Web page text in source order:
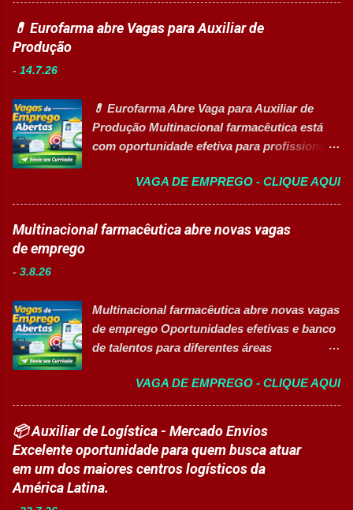
operadores nas atividades produtivas.
Comunicar anormalidades nos
produtiva. Requisitos Ensino Médio
completo. Disponibilidade para trab...
do setor farmacêutico e de saúde está com
processo seletivo aberto para contratação
operacional. Estão disponíveis cargos de
nível operacional, técnico, administrativo e
de gestão, além de opções de cadastro em
oportunidades de carreira. Vagas
Disponíveis Analista de Projetos Pleno
Auxiliar de Almoxarifado OEA Auxiliar de
Produção (Alimentos) Banco de Talentos -
Oportunidades Gerais Áreas de Atuação
Produção In...
💊 Eurofarma abre Vagas para Auxiliar de
Produção
- 14.7.26
💊 Eurofarma Abre Vaga para Auxiliar de
Produção Multinacional farmacêutica está
com oportunidade efetiva para profissionais
Deficiência (PcD). 🏢 Sobre a Eurofarma
Com mais de 50 anos de história , a
Eurofarma é uma multinacional brasileira
presente em 22 países , reconhecida pela
melhores empresas para trabalhar,
oferecendo oportunidades de crescimento,
desenvolvimento profissional e um ambiente
CANDIDATAR-SE AGORA 📋 Principais
Atividades ✅ Auxiliar nas atividades de
embalagem, envase, manipulação e
preparação de materiais; ✅ Apoiar a limpeza
técnica das áreas produtivas; ✅ Preencher e
conferir documentos de produção; ✅
VAGA DE EMPREGO - CLIQUE AQUI
Multinacional farmacêutica abre novas vagas
de emprego
- 3.8.26
Multinacional farmacêutica abre novas vagas
de emprego Oportunidades efetivas e banco
de talentos para diferentes áreas
Sobre as oportunidades Uma das maiores
multinacionais farmacêuticas do Brasil está
com novas oportunidades abertas para
profissionais que desejam atuar em um
ambiente inovador, colaborativo e voltado
para o desenvolvimento de pessoas. As
VAGA DE EMPREGO - CLIQUE AQUI
📦 Auxiliar de Logística - Mercado Envios
Excelente oportunidade para quem busca atuar
em um dos maiores centros logísticos da
América Latina.